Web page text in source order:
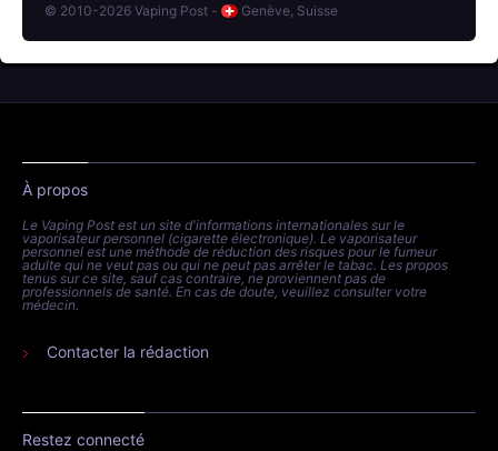
© 2010-2026 Vaping Post - Genève, Suisse
À propos
Le Vaping Post est un site d'informations internationales sur le
vaporisateur personnel (cigarette électronique). Le vaporisateur
personnel est une méthode de réduction des risques pour le fumeur
adulte qui ne veut pas ou qui ne peut pas arrêter le tabac. Les propos
tenus sur ce site, sauf cas contraire, ne proviennent pas de
professionnels de santé. En cas de doute, veuillez consulter votre
médecin.
Contacter la rédaction
Restez connecté